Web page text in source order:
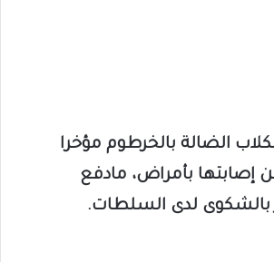
الضالة بالخرطوم مؤخرا
بأمراض، مادفع
بالشكوى لدى السلطات.